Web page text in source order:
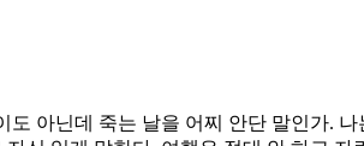
아닌데 죽는 날을 어찌 안단 말인가. 나